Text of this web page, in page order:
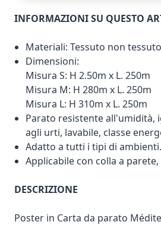
INFORMAZIONI SU QUESTO
Materiali: Tessuto non tessuto
Dimensioni:
Misura S: H 2.50m x L. 250m
Misura M: H 280m x L. 250m
Misura L: H 310m x L. 250m
Parato resistente all'umidità,
agli urti, lavabile, classe
Adatto a tutti i tipi di ambienti.
Applicabile con colla a
DESCRIZIONE
Poster in Carta da parato